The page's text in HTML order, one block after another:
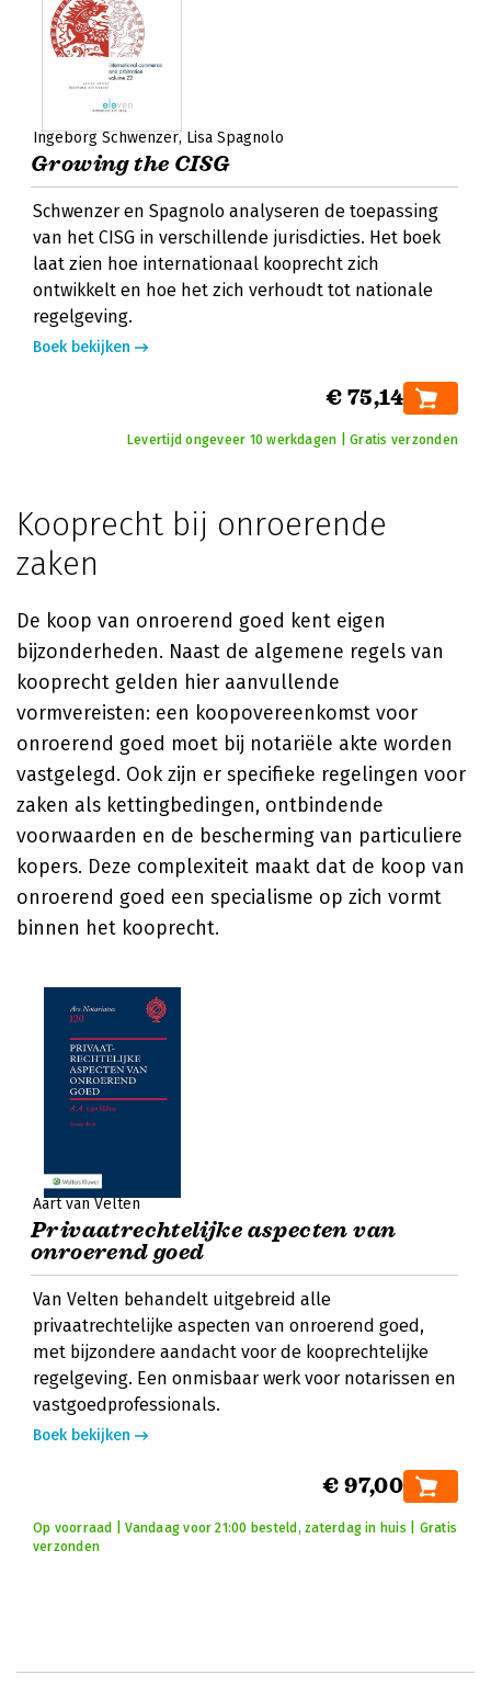
Ingeborg Schwenzer Lisa Spagnolo
Growing the CISG
Schwenzer en Spagnolo analyseren de toepassing
van het CISG in verschillende jurisdicties. Het boek
laat zien hoe internationaal kooprecht zich
ontwikkelt en hoe het zich verhoudt tot nationale
regelgeving.
Boek bekijken
€ 75,14
Levertijd ongeveer 10 werkdagen | Gratis verzonden
Kooprecht bij onroerende
zaken
De koop van onroerend goed kent eigen
bijzonderheden. Naast de algemene regels van
kooprecht gelden hier aanvullende
vormvereisten: een koopovereenkomst voor
onroerend goed moet bij notariële akte worden
vastgelegd. Ook zijn er specifieke regelingen voor
zaken als kettingbedingen, ontbindende
voorwaarden en de bescherming van particuliere
kopers. Deze complexiteit maakt dat de koop van
onroerend goed een specialisme op zich vormt
binnen het kooprecht.
Aart van Velten
Privaatrechtelijke aspecten van
onroerend goed
Van Velten behandelt uitgebreid alle
privaatrechtelijke aspecten van onroerend goed,
met bijzondere aandacht voor de kooprechtelijke
regelgeving. Een onmisbaar werk voor notarissen en
vastgoedprofessionals.
Boek bekijken
€ 97,00
Op voorraad | Vandaag voor 21:00 besteld, zaterdag in huis | Gratis
verzonden